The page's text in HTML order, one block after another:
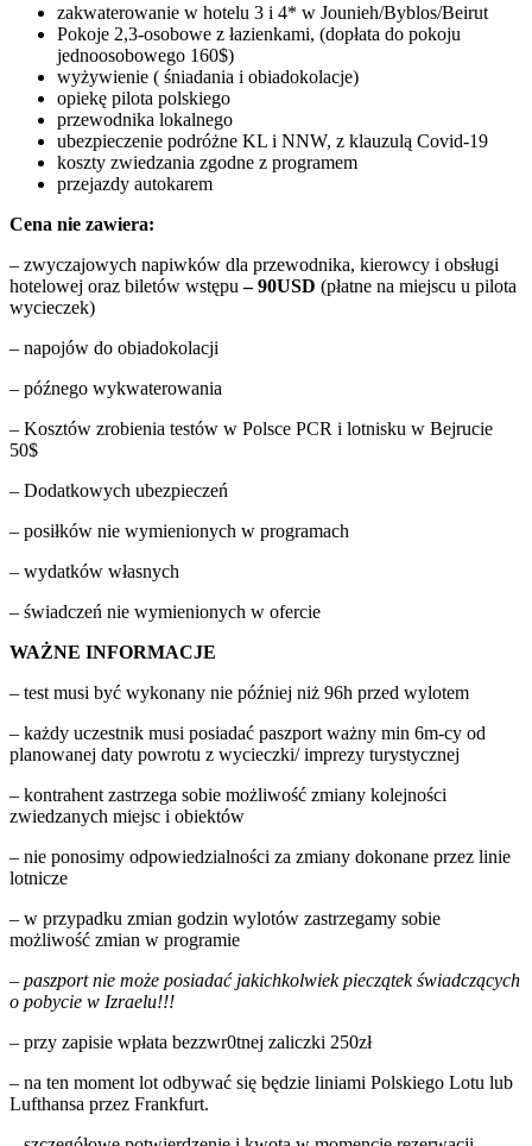
zakwaterowanie w hotelu 3 i 4* w Jounieh/Byblos/Beirut
Pokoje 2,3-osobowe z łazienkami, (dopłata do pokoju
jednoosobowego 160$)
wyżywienie ( śniadania i obiadokolacje)
opiekę pilota polskiego
przewodnika lokalnego
ubezpieczenie podróżne KL i NNW, z klauzulą Covid-19
koszty zwiedzania zgodne z programem
przejazdy autokarem
Cena nie zawiera:
– zwyczajowych napiwków dla przewodnika, kierowcy i obsługi
hotelowej oraz biletów wstępu– 90USD (płatne na miejscu u pilota
wycieczek)
– napojów do obiadokolacji
– późnego wykwaterowania
– Kosztów zrobienia testów w Polsce PCR i lotnisku w Bejrucie
50$
– Dodatkowych ubezpieczeń
– posiłków nie wymienionych w programach
– wydatków własnych
– świadczeń nie wymienionych w ofercie
WAŻNE INFORMACJE
– test musi być wykonany nie później niż 96h przed wylotem
– każdy uczestnik musi posiadać paszport ważny min 6m-cy od
planowanej daty powrotu z wycieczki/ imprezy turystycznej
– kontrahent zastrzega sobie możliwość zmiany kolejności
zwiedzanych miejsc i obiektów
– nie ponosimy odpowiedzialności za zmiany dokonane przez linie
lotnicze
– w przypadku zmian godzin wylotów zastrzegamy sobie
możliwość zmian w programie
– paszport nie może posiadać jakichkolwiek pieczątek świadczących
o pobycie w Izraelu!!!
– przy zapisie wpłata bezzwr0tnej zaliczki 250zł
– na ten moment lot odbywać się będzie liniami Polskiego Lotu lub
Lufthansa przez Frankfurt.